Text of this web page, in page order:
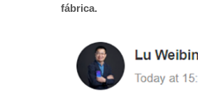
fábrica.